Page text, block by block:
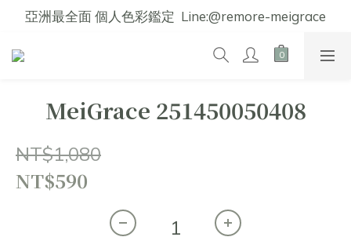
亞洲最全面 個人色彩鑑定  Line:@remore-meigrace
MeiGrace 251450050408
NT$1,080
NT$590